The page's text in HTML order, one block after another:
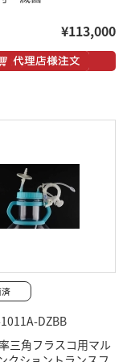
¥113,000
DZBB
三角フラスコ用マル